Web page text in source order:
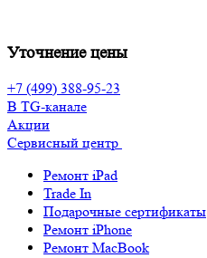
Уточнение цены
+7 (499) 388-95-23
В TG-канале
Акции
Сервисный центр
Ремонт iPad
Trade In
Подарочные сертификаты
Ремонт iPhone
Ремонт MacBook